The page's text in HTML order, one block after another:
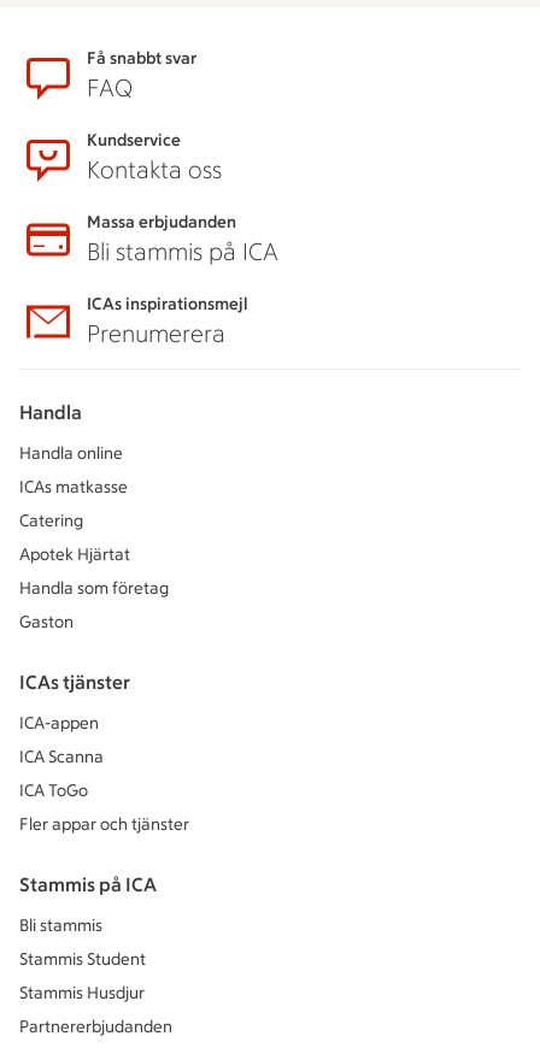
SidfotFå snabbt svar
FAQ
Kundservice
Kontakta oss
Massa erbjudanden
Bli stammis på ICA
ICAs inspirationsmejl
Prenumerera
Handla
Handla online
ICAs matkasse
Catering
Apotek Hjärtat
Handla som företag
Gaston
ICAs tjänster
ICA-appen
ICA Scanna
ICA ToGo
Fler appar och tjänster
Stammis på ICA
Bli stammis
Stammis Student
Stammis Husdjur
Partnererbjudanden